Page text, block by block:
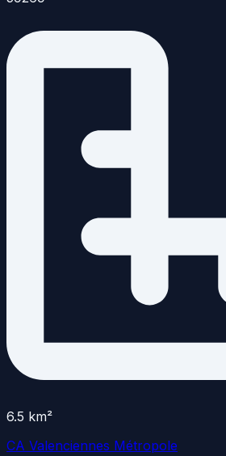
6.5 km²
CA Valenciennes Métropole